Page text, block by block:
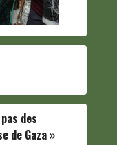
des
de Gaza »